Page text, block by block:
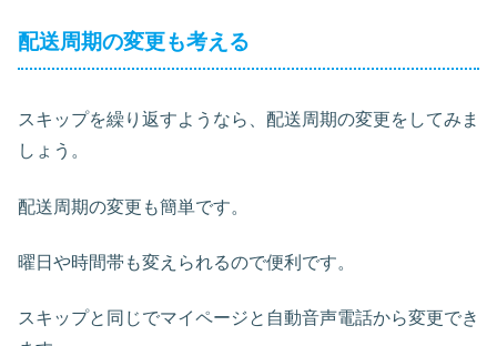
配送周期の変更も考える
スキップを繰り返すようなら、配送周期の変更をしてみま
しょう。
配送周期の変更も簡単です。
曜日や時間帯も変えられるので便利です。
スキップと同じでマイページと自動音声電話から変更でき